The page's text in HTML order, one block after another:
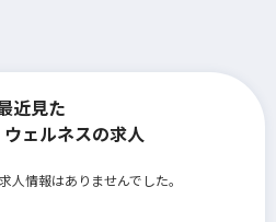
近見た
ェルネスの求人
人情報はありませんでした。